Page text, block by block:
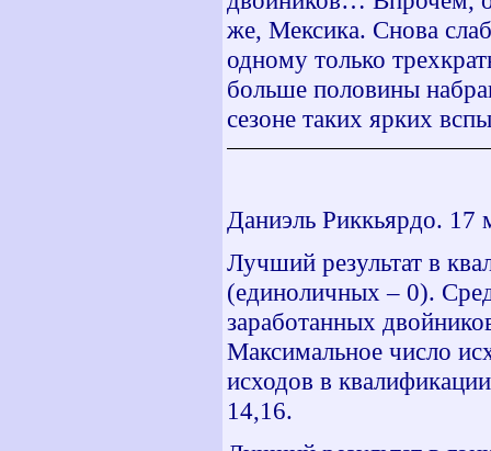
же, Мексика. Снова
одному только
больше половины
сезоне таких ярких
Даниэль Риккьярдо. 17
Лучший результат в
(единоличных – 0).
заработанных
Максимальное число
исходов в
14,16.